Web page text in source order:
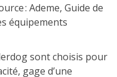
: Ademe, Guide de
équipements
sont choisis pour
gage d’une